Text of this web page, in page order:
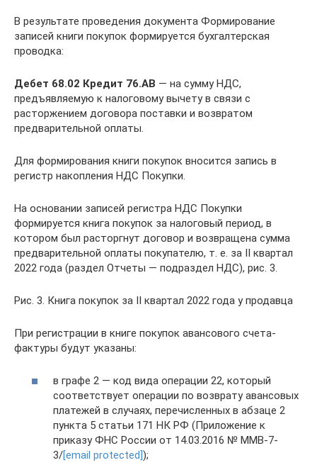
В результате проведения документа Формирование
записей книги покупок формируется бухгалтерская
проводка:
Дебет 68.02 Кредит 76.АВ — на сумму НДС,
предъявляемую к налоговому вычету в связи с
расторжением договора поставки и возвратом
предварительной оплаты.
Для формирования книги покупок вносится запись в
регистр накопления НДС Покупки.
На основании записей регистра НДС Покупки
формируется книга покупок за налоговый период, в
котором был расторгнут договор и возвращена сумма
предварительной оплаты покупателю, т. е. за II квартал
2022 года (раздел Отчеты — подраздел НДС), рис. 3.
Рис. 3. Книга покупок за II квартал 2022 года у продавца
При регистрации в книге покупок авансового счета-
фактуры будут указаны:
в графе 2 — код вида операции 22, который
соответствует операции по возврату авансовых
платежей в случаях, перечисленных в абзаце 2
пункта 5 статьи 171 НК РФ (Приложение к
приказу ФНС России от 14.03.2016 № ММВ-7-
3/[email protected]);